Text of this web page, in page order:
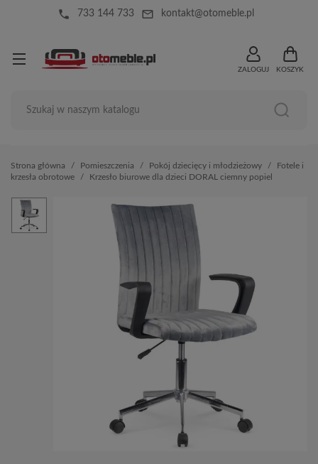
local_phone 733 144 733 mail_outline kontakt@otomeble.pl
ZALOGUJ KOSZYK
Strona główna Pomieszczenia Pokój dziecięcy i młodzieżowy
Fotele i
krzesła obrotowe
Krzesło biurowe dla dzieci DORAL ciemny popiel